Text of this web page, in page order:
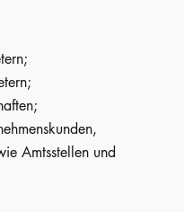
Amtsstellen und